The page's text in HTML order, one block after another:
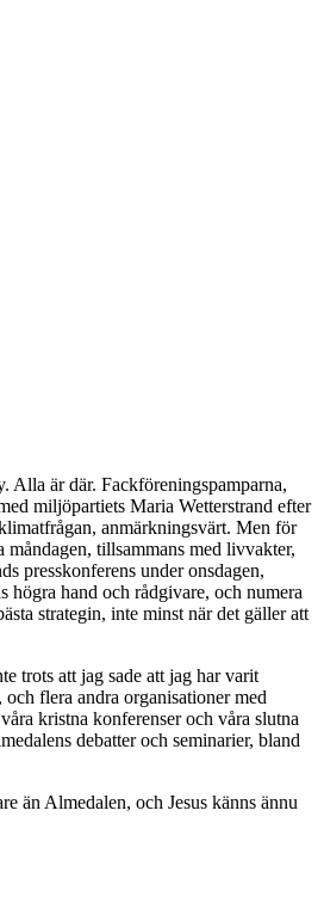
Alla är där. Fackföreningspamparna,
miljöpartiets Maria Wetterstrand efter
anmärkningsvärt. Men för
tillsammans med livvakter,
presskonferens under onsdagen,
högra hand och rådgivare, och numera
strategin, inte minst när det gäller att
trots att jag sade att jag har varit
flera andra organisationer med
kristna konferenser och våra slutna
debatter och seminarier, bland
än Almedalen, och Jesus känns ännu